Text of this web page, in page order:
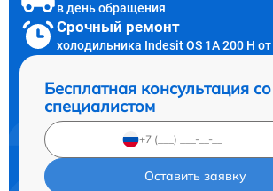
в день обращения
Срочный ремонт
холодильника Indesit OS 1A 200 H
Бесплатная консультация со
специалистом
Оставить заявку